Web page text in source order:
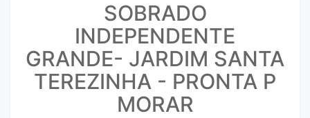
SOBRADO
INDEPENDENTE
GRANDE- JARDIM SANTA
TEREZINHA - PRONTA P
MORAR